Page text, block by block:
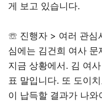
게 보고 있습니다.
☏ 진행자 > 여러 관심
심에는 김건희 여사
지금 상황에서. 김 여
표 말입니다. 또 도이
이 납득할 결과가 나